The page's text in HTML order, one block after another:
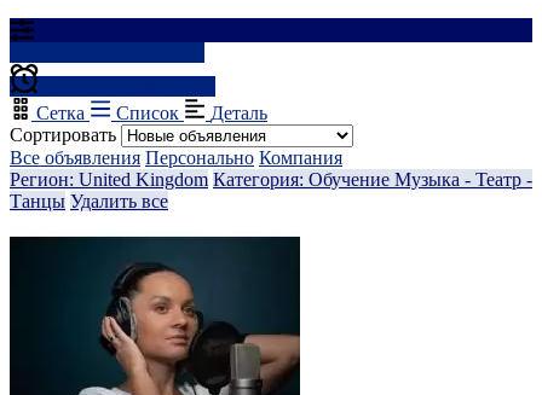
Сетка
Список
Деталь
Сортировать
Все объявления Персонально Компания
Регион: United Kingdom Категория: Обучение Музыка - Театр -
Танцы Удалить все